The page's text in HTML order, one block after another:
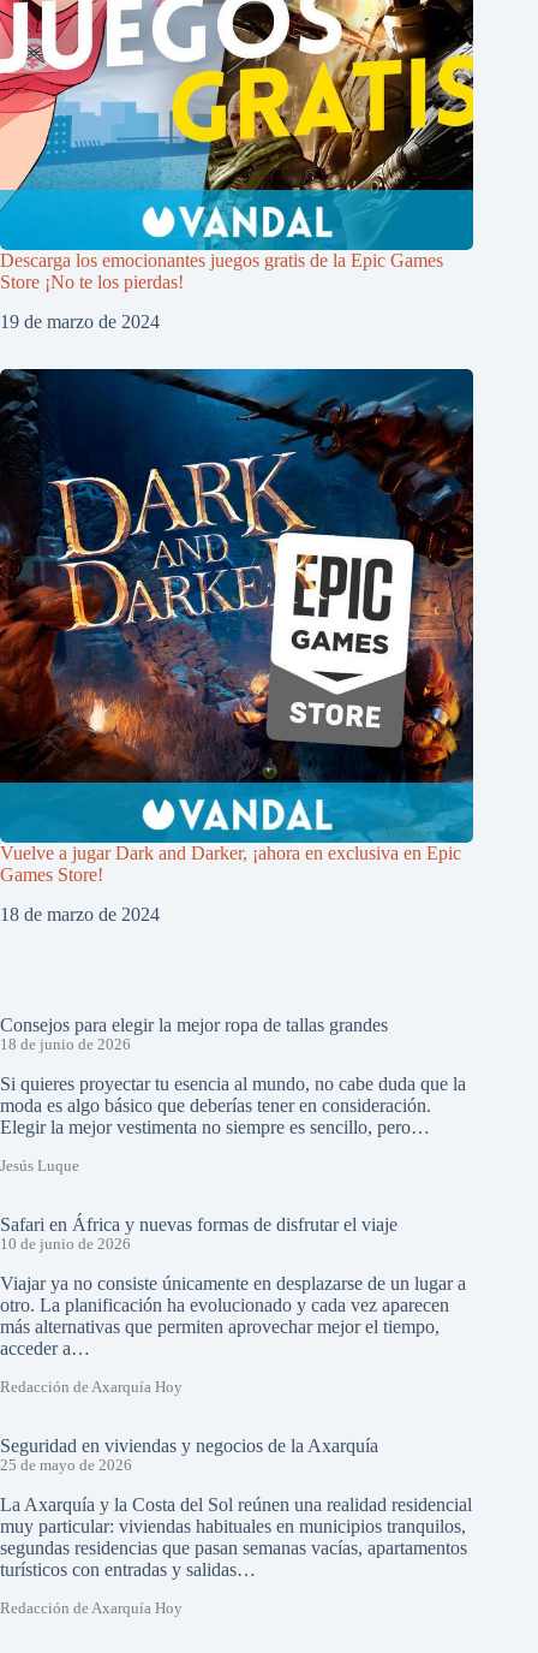
Descarga los emocionantes juegos gratis de la Epic Games
Store ¡No te los pierdas!
19 de marzo de 2024
Vuelve a jugar Dark and Darker, ¡ahora en exclusiva en Epic
Games Store!
18 de marzo de 2024
Consejos para elegir la mejor ropa de tallas grandes
18 de junio de 2026
Si quieres proyectar tu esencia al mundo, no cabe duda que la
moda es algo básico que deberías tener en consideración.
Elegir la mejor vestimenta no siempre es sencillo, pero…
Jesús Luque
Safari en África y nuevas formas de disfrutar el viaje
10 de junio de 2026
Viajar ya no consiste únicamente en desplazarse de un lugar a
otro. La planificación ha evolucionado y cada vez aparecen
más alternativas que permiten aprovechar mejor el tiempo,
acceder a…
Redacción de Axarquía Hoy
Seguridad en viviendas y negocios de la Axarquía
25 de mayo de 2026
La Axarquía y la Costa del Sol reúnen una realidad residencial
muy particular: viviendas habituales en municipios tranquilos,
segundas residencias que pasan semanas vacías, apartamentos
turísticos con entradas y salidas…
Redacción de Axarquía Hoy